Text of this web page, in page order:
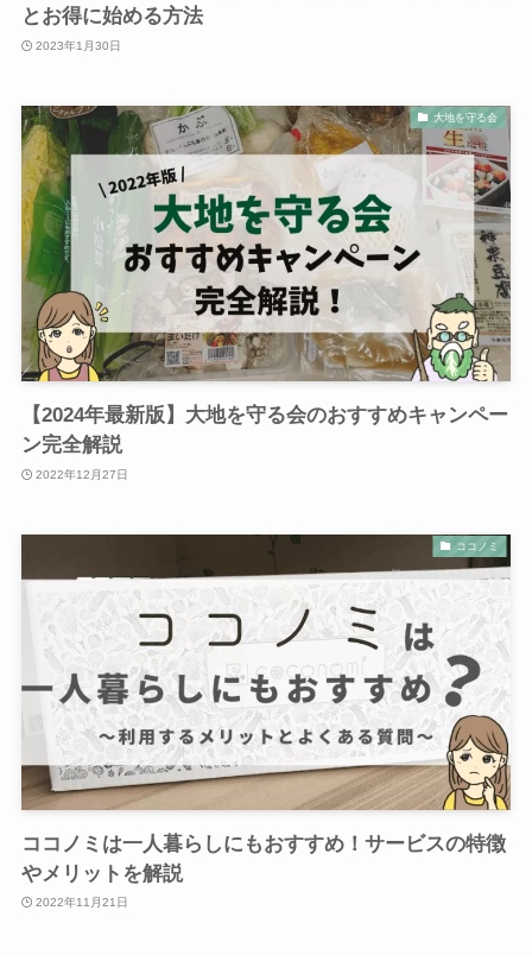
とお得に始める方法
2023年1月30日
大地を守る会
【2024年最新版】大地を守る会のおすすめキャンペー
ン完全解説
2022年12月27日
ココノミ
ココノミは一人暮らしにもおすすめ！サービスの特徴
やメリットを解説
2022年11月21日